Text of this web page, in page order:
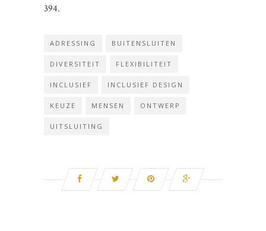
394.
ADRESSING BUITENSLUITEN
DIVERSITEIT FLEXIBILITEIT
INCLUSIEF INCLUSIEF DESIGN
KEUZE MENSEN ONTWERP
UITSLUITING